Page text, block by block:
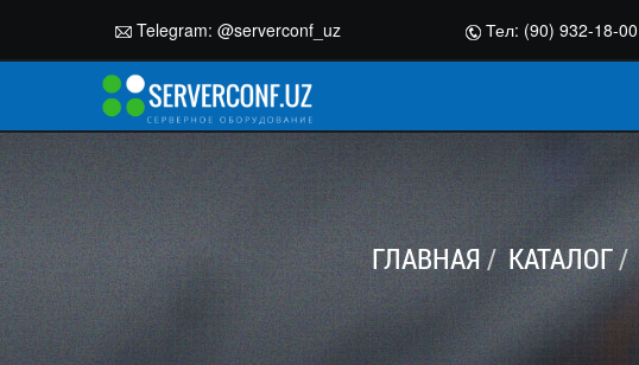
Telegram: @serverconf_uz Тел: (90) 932-18-00
ГЛАВНАЯ КАТАЛОГ